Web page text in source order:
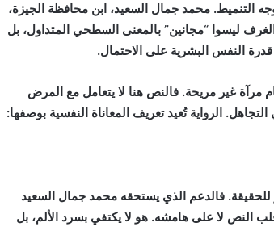
وجه التنميط. محمد جمال السعيد، ابن محافظة الجيزة،
ليسوا “مجانين” بالمعنى السطحي المتداول، بل
النفس البشرية على الاحتمال.
أمام مرآة غير مريحة. فالنص هنا لا يتعامل مع المرض
الرواية تُعيد تعريف المعاناة النفسية بوصفها:
فالدعم الذي يستحقه محمد جمال السعيد
لا على هامشه. هو لا يكتفي بسرد الألم، بل